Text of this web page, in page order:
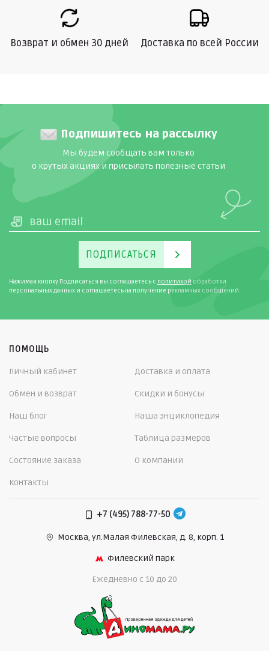
Возврат и обмен 30 дней Доставка по всей России
Подпишитесь на рассылку
Мы будем сообщать вам только
о крутых акциях и присылать полезные статьи
ПОДПИСАТЬСЯ
Нажимая кнопку Подписаться вы соглашаетесь с политикой обработки
персональных данных и соглашаетесь на получение рекламных сообщений.
ПОМОЩЬ
Личный кабинет Доставка и оплата
Обмен и возврат Скидки и бонусы
Наш блог Наша энциклопедия
Частые вопросы Таблица размеров
Состояние заказа О компании
Контакты
+7 (495) 788-77-50
Москва, ул.Малая Филевская, д. 8, корп. 1
Филевский парк
Ежедневно c 10 до 20